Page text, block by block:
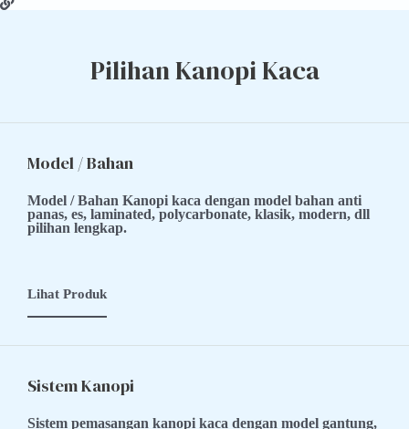
Pilihan Kanopi Kaca
Model / Bahan
Model / Bahan Kanopi kaca dengan model bahan anti
panas, es, laminated, polycarbonate, klasik, modern, dll
pilihan lengkap.
Lihat Produk
Sistem Kanopi
Sistem pemasangan kanopi kaca dengan model gantung,